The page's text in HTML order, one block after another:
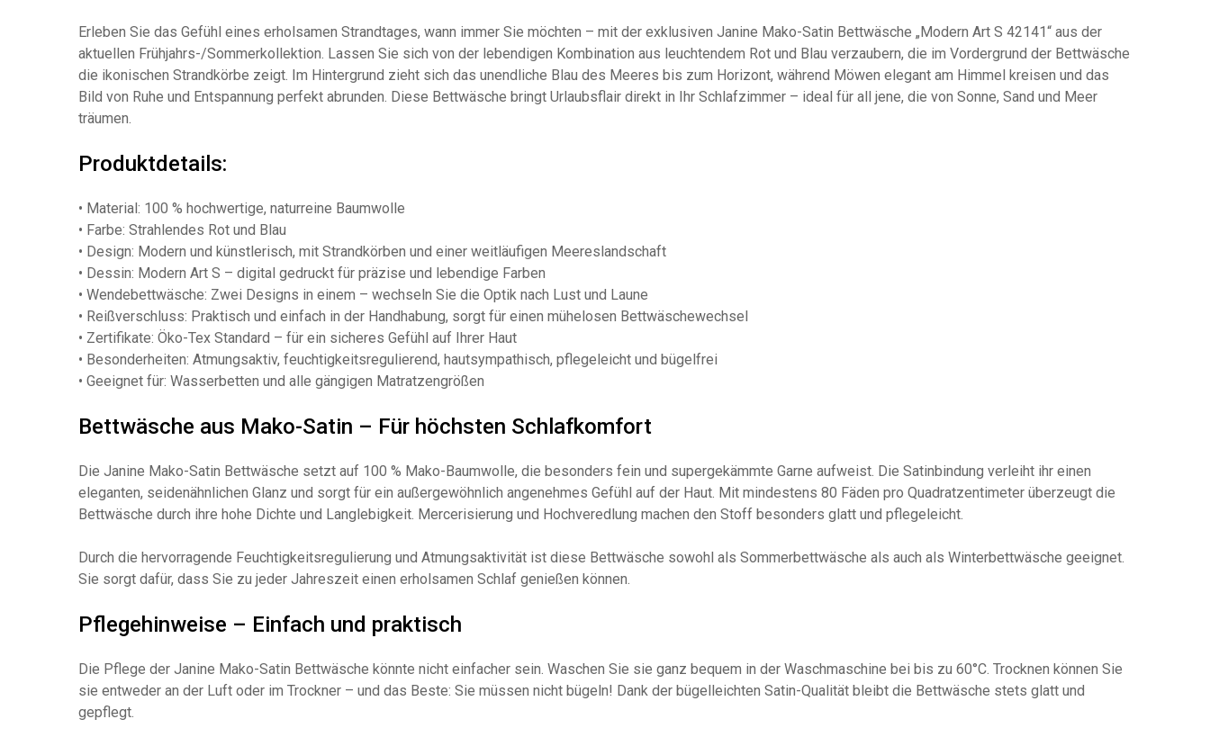
Erleben Sie das Gefühl eines erholsamen Strandtages, wann immer Sie möchten – mit der exklusiven Janine Mako-Satin Bettwäsche „Modern Art S 42141“ aus der
aktuellen Frühjahrs-/Sommerkollektion. Lassen Sie sich von der lebendigen Kombination aus leuchtendem Rot und Blau verzaubern, die im Vordergrund der Bettwäsche
die ikonischen Strandkörbe zeigt. Im Hintergrund zieht sich das unendliche Blau des Meeres bis zum Horizont, während Möwen elegant am Himmel kreisen und das
Bild von Ruhe und Entspannung perfekt abrunden. Diese Bettwäsche bringt Urlaubsflair direkt in Ihr Schlafzimmer – ideal für all jene, die von Sonne, Sand und Meer
träumen.
Produktdetails:
• Material: 100 % hochwertige, naturreine Baumwolle
• Farbe: Strahlendes Rot und Blau
• Design: Modern und künstlerisch, mit Strandkörben und einer weitläufigen Meereslandschaft
• Dessin: Modern Art S – digital gedruckt für präzise und lebendige Farben
• Wendebettwäsche: Zwei Designs in einem – wechseln Sie die Optik nach Lust und Laune
• Reißverschluss: Praktisch und einfach in der Handhabung, sorgt für einen mühelosen Bettwäschewechsel
• Zertifikate: Öko-Tex Standard – für ein sicheres Gefühl auf Ihrer Haut
• Besonderheiten: Atmungsaktiv, feuchtigkeitsregulierend, hautsympathisch, pflegeleicht und bügelfrei
• Geeignet für: Wasserbetten und alle gängigen Matratzengrößen
Bettwäsche aus Mako-Satin – Für höchsten Schlafkomfort
Die Janine Mako-Satin Bettwäsche setzt auf 100 % Mako-Baumwolle, die besonders fein und supergekämmte Garne aufweist. Die Satinbindung verleiht ihr einen
eleganten, seidenähnlichen Glanz und sorgt für ein außergewöhnlich angenehmes Gefühl auf der Haut. Mit mindestens 80 Fäden pro Quadratzentimeter überzeugt die
Bettwäsche durch ihre hohe Dichte und Langlebigkeit. Mercerisierung und Hochveredlung machen den Stoff besonders glatt und pflegeleicht.
Durch die hervorragende Feuchtigkeitsregulierung und Atmungsaktivität ist diese Bettwäsche sowohl als Sommerbettwäsche als auch als Winterbettwäsche geeignet.
Sie sorgt dafür, dass Sie zu jeder Jahreszeit einen erholsamen Schlaf genießen können.
Pflegehinweise – Einfach und praktisch
Die Pflege der Janine Mako-Satin Bettwäsche könnte nicht einfacher sein. Waschen Sie sie ganz bequem in der Waschmaschine bei bis zu 60°C. Trocknen können Sie
sie entweder an der Luft oder im Trockner – und das Beste: Sie müssen nicht bügeln! Dank der bügelleichten Satin-Qualität bleibt die Bettwäsche stets glatt und
gepflegt.